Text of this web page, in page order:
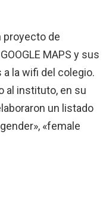
proyecto de
MAPS y sus
la wifi del colegio.
al instituto, en su
un listado
«female